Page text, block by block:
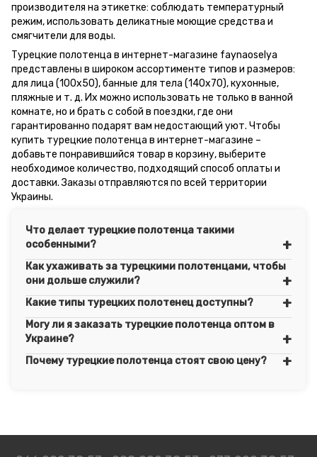
производителя на этикетке: соблюдать температурный
режим, использовать деликатные моющие средства и
смягчители для воды.
Турецкие полотенца в интернет-магазине faynaoselya
представлены в широком ассортименте типов и размеров:
для лица (100х50), банные для тела (140х70), кухонные,
пляжные и т. д. Их можно использовать не только в ванной
комнате, но и брать с собой в поездки, где они
гарантированно подарят вам недостающий уют. Чтобы
купить турецкие полотенца в интернет-магазине –
добавьте понравившийся товар в корзину, выберите
необходимое количество, подходящий способ оплаты и
доставки. Заказы отправляются по всей территории
Украины.
Что делает турецкие полотенца такими
особенными?
Как ухаживать за турецкими полотенцами, чтобы
они дольше служили?
Какие типы турецких полотенец доступны?
Могу ли я заказать турецкие полотенца оптом в
Украине?
Почему турецкие полотенца стоят свою цену?